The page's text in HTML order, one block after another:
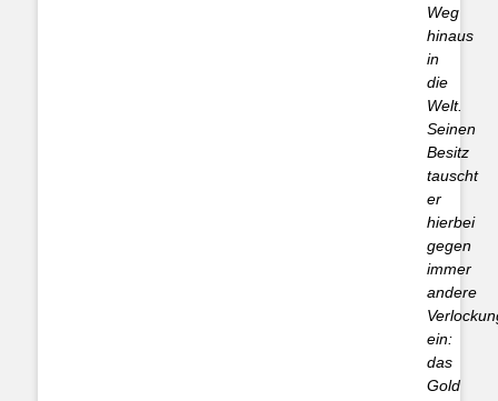
Weg
hinaus
in
die
Welt.
Seinen
Besitz
tauscht
er
hierbei
gegen
immer
andere
ein:
das
Gold